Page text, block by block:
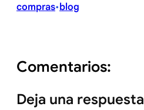
compras•blog
Comentarios:
Deja una respuesta